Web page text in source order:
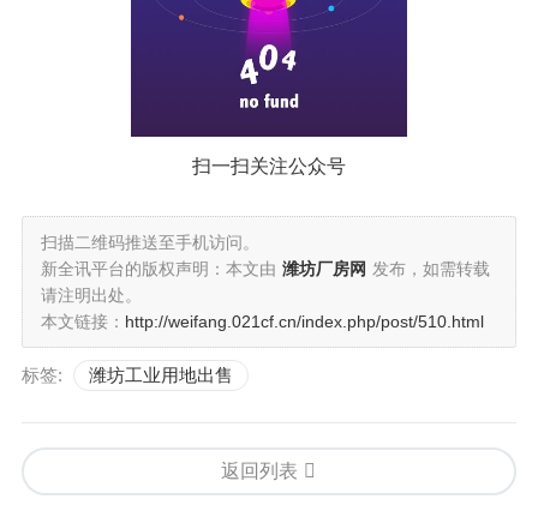
扫一扫关注公众号
扫描二维码推送至手机访问。
新全讯平台的版权声明：本文由 潍坊厂房网 发布，如需转载
请注明出处。
本文链接： http://weifang.021cf.cn/index.php/post/510.html
标签: 潍坊工业用地出售
返回列表